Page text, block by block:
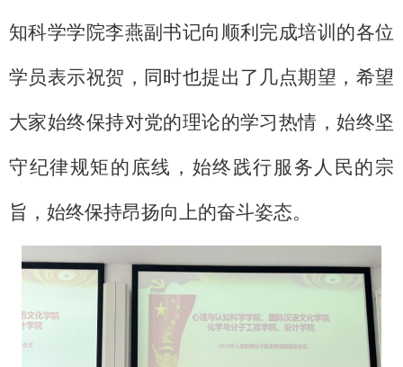
知科学学院李燕副书记向顺利完成培训的各位
学员表示祝贺，同时也提出了几点期望，希望
大家始终保持对党的理论的学习热情，始终坚
守纪律规矩的底线，始终践行服务人民的宗
旨，始终保持昂扬向上的奋斗姿态。